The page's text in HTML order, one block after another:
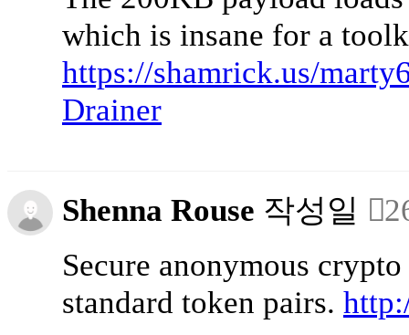
which is insane for a
https://shamrick.us/
Drainer
Shenna Rouse 작성일
Secure anonymous
standard token pairs.